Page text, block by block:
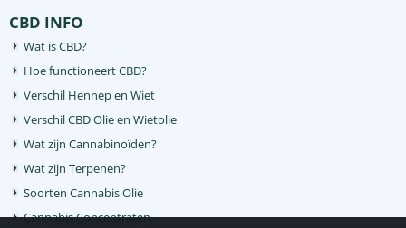
CBD INFO
Wat is CBD?
Hoe functioneert CBD?
Verschil Hennep en Wiet
Verschil CBD Olie en Wietolie
Wat zijn Cannabinoïden?
Wat zijn Terpenen?
Soorten Cannabis Olie
Cannabis Concentraten